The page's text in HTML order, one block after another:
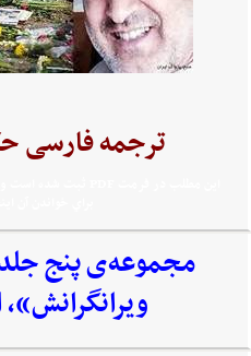
ترجمه فارسی
مجموعه‌‌ی پنج